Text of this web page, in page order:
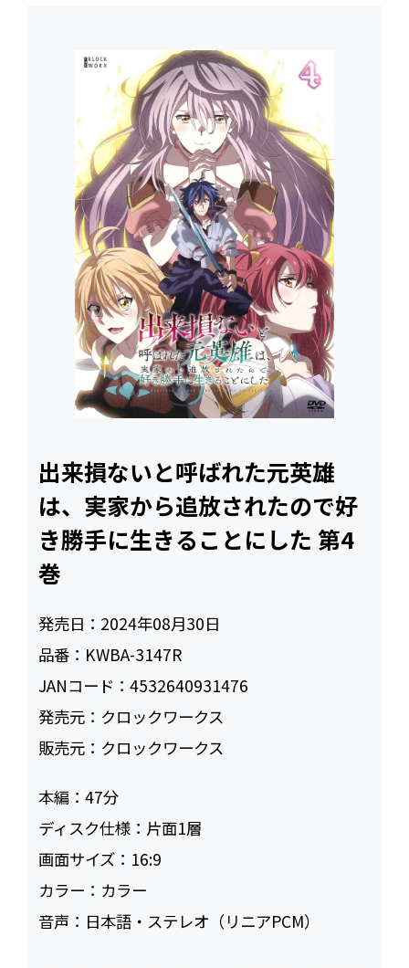
出来損ないと呼ばれた元英雄
は、実家から追放されたので好
き勝手に生きることにした 第4
巻
発売日： 2024年08月30日
品番： KWBA-3147R
JANコード：4532640931476
発売元： クロックワークス
販売元： クロックワークス
本編：47
ディスク仕様： 片面1層
画面サイズ： 16:9
カラー： カラー
音声： 日本語・ステレオ（リニアPCM）